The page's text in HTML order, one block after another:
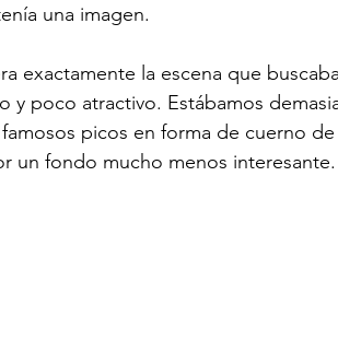
una imagen.
exactamente la escena que
y poco atractivo. Estábamos
picos en forma de cuerno
un fondo mucho menos interesante.